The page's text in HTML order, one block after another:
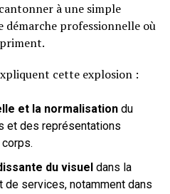
à une simple
démarche professionnelle où
cette explosion :
et la normalisation du
et des représentations
du visuel dans la
de services, notamment dans